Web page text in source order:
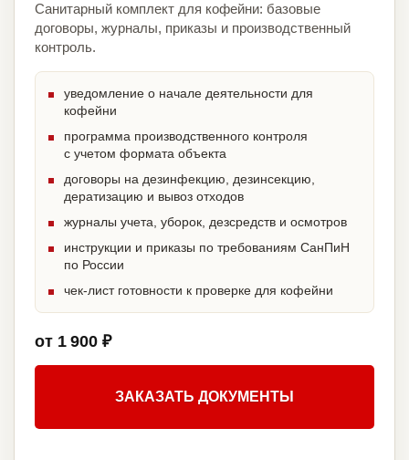
Санитарный комплект для кофейни: базовые
договоры, журналы, приказы и производственный
контроль.
уведомление о начале деятельности для
кофейни
программа производственного контроля
с учетом формата объекта
договоры на дезинфекцию, дезинсекцию,
дератизацию и вывоз отходов
журналы учета, уборок, дезсредств и осмотров
инструкции и приказы по требованиям СанПиН
по России
чек-лист готовности к проверке для кофейни
от 1 900 ₽
ЗАКАЗАТЬ ДОКУМЕНТЫ